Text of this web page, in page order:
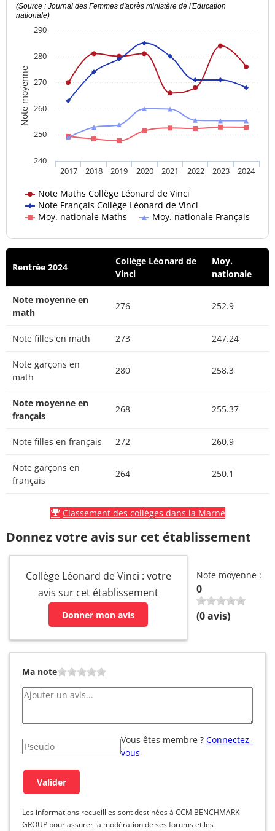
Note moyenne
(Source : Journal des Femmes d'après ministère de l'Education
nationale)
Note Maths Collège Léonard de Vinci
Note Français Collège Léonard de Vinci
Moy. nationale Maths
Moy. nationale Français
2017 2018 2019 2020 2021 2022 2023 2024
240
250
260
270
280
290
Rentrée 2024
Collège Léonard de
Vinci
Moy.
nationale
Note moyenne en
math
276 252.9
Note filles en math 273 247.24
Note garçons en
math
280 258.3
Note moyenne en
français
268 255.37
Note filles en français 272 260.9
Note garçons en
français
264 250.1
Classement des collèges dans la Marne
Donnez votre avis sur cet établissement
Collège Léonard de Vinci : votre
avis sur cet établissement
Donner mon avis
Note moyenne :
0
(0avis)
Ma note
Vous êtes membre ? Connectez-
vous
Les informations recueillies sont destinées à CCM BENCHMARK
GROUP pour assurer la modération de ses forums et les